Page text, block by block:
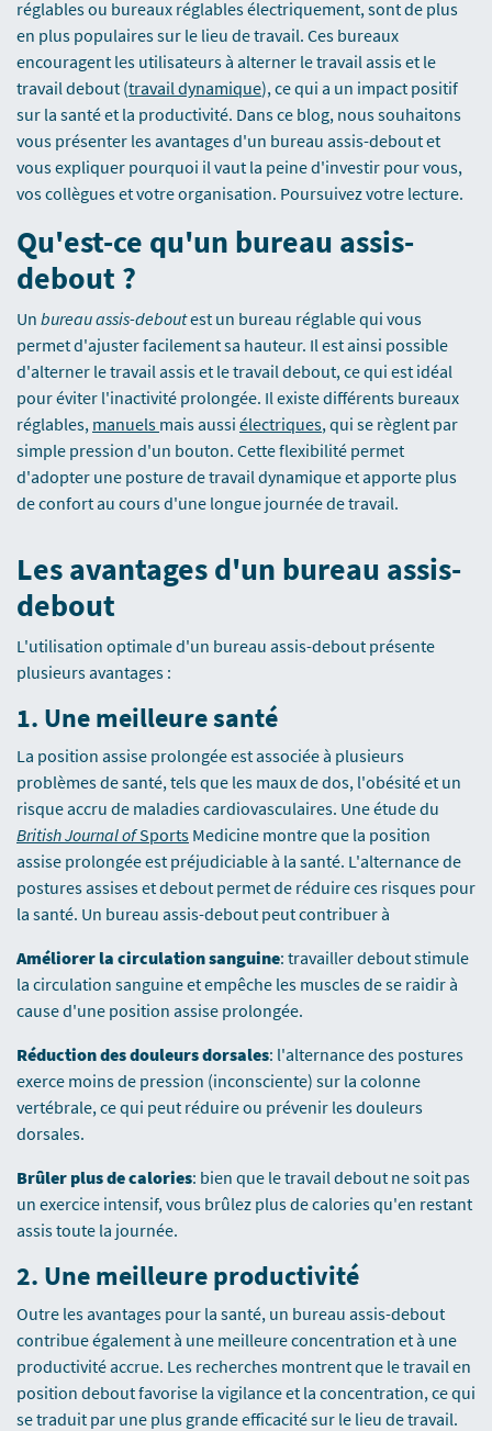
réglables ou bureaux réglables électriquement, sont de plus
en plus populaires sur le lieu de travail. Ces bureaux
encouragent les utilisateurs à alterner le travail assis et le
travail debout (travail dynamique), ce qui a un impact positif
sur la santé et la productivité. Dans ce blog, nous souhaitons
vous présenter les avantages d'un bureau assis-debout et
vous expliquer pourquoi il vaut la peine d'investir pour vous,
vos collègues et votre organisation. Poursuivez votre lecture.
Qu'est-ce qu'un bureau assis-
debout ?
Un bureau assis-deboutest un bureau réglable qui vous
permet d'ajuster facilement sa hauteur. Il est ainsi possible
d'alterner le travail assis et le travail debout, ce qui est idéal
pour éviter l'inactivité prolongée. Il existe différents bureaux
réglables, manuels mais aussi électriques, qui se règlent par
simple pression d'un bouton. Cette flexibilité permet
d'adopter une posture de travail dynamique et apporte plus
de confort au cours d'une longue journée de travail.
Les avantages d'un bureau assis-
debout
L'utilisation optimale d'un bureau assis-debout présente
plusieurs avantages :
1. Une meilleure santé
La position assise prolongée est associée à plusieurs
problèmes de santé, tels que les maux de dos, l'obésité et un
risque accru de maladies cardiovasculaires. Une étude du
British Journal ofSports Medicine montre que la position
assise prolongée est préjudiciable à la santé. L'alternance de
postures assises et debout permet de réduire ces risques pour
la santé. Un bureau assis-debout peut contribuer à
Améliorer la circulation sanguine: travailler debout stimule
la circulation sanguine et empêche les muscles de se raidir à
cause d'une position assise prolongée.
Réduction des douleurs dorsales: l'alternance des postures
exerce moins de pression (inconsciente) sur la colonne
vertébrale, ce qui peut réduire ou prévenir les douleurs
dorsales.
Brûler plus de calories: bien que le travail debout ne soit pas
un exercice intensif, vous brûlez plus de calories qu'en restant
assis toute la journée.
2. Une meilleure productivité
Outre les avantages pour la santé, un bureau assis-debout
contribue également à une meilleure concentration et à une
productivité accrue. Les recherches montrent que le travail en
position debout favorise la vigilance et la concentration, ce qui
se traduit par une plus grande efficacité sur le lieu de travail.